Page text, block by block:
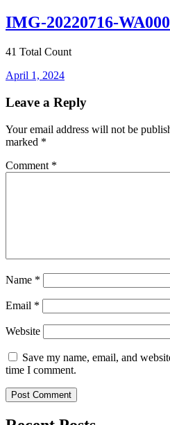
IMG-20220716-
41 Total Count
April 1, 2024
Leave a Reply
Your email address will not be
marked *
Comment *
Name *
Email *
Website
Save my name, email, and
time I comment.